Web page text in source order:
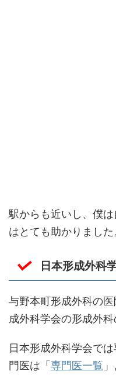
駅からも近いし、僕
はとても助かりました
日本形成外科
与野本町形成外科の
成外科学会の形成外科
日本形成外科学会で
門医は「専門医一覧